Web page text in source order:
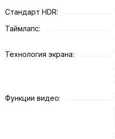
Стандарт HDR:
Таймлапс:
Технология экрана:
Функции видео: